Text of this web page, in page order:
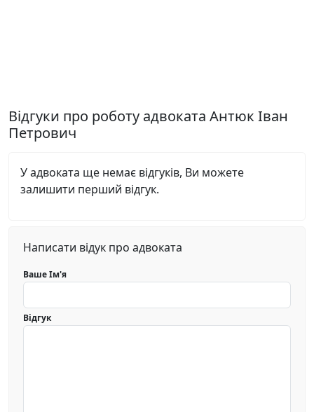
Відгуки про роботу адвоката Антюк Іван
Петрович
У адвоката ще немає відгуків, Ви можете
залишити перший відгук.
Написати відук про адвоката
Ваше Ім'я
Відгук